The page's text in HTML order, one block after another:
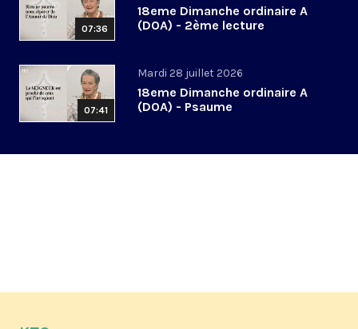
07:36
18eme Dimanche ordinaire A
(DOA) - 2ème lecture
07:41
Mardi 28 juillet 2026
18eme Dimanche ordinaire A
(DOA) - Psaume